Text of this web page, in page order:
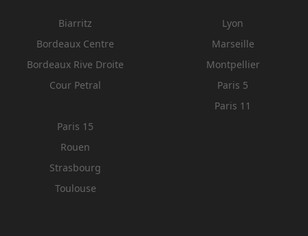
Biarritz
Bordeaux Centre
Bordeaux Rive Droite
Cour Petral
Lyon
Marseille
Montpellier
Paris 5
Paris 11
Paris 15
Rouen
Strasbourg
Toulouse